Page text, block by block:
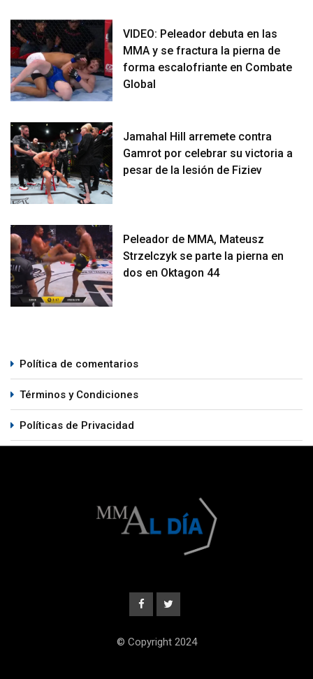
VIDEO: Peleador debuta en las
MMA y se fractura la pierna de
forma escalofriante en Combate
Global
Jamahal Hill arremete contra
Gamrot por celebrar su victoria a
pesar de la lesión de Fiziev
Peleador de MMA, Mateusz
Strzelczyk se parte la pierna en
dos en Oktagon 44
Política de comentarios
Términos y Condiciones
Políticas de Privacidad
© Copyright 2024